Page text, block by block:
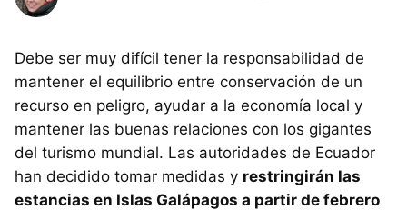
Debe ser muy difícil tener la responsabilidad de
mantener el equilibrio entre conservación de un
recurso en peligro, ayudar a la economía local y
mantener las buenas relaciones con los gigantes
del turismo mundial. Las autoridades de Ecuador
han decidido tomar medidas y restringirán las
estancias en Islas Galápagos a partir de febrero